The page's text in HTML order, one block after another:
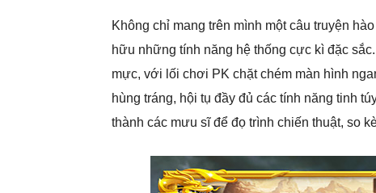
Không chỉ mang trên mình một câu truyện
hữu những tính năng hệ thống cực kì đặc
mực, với lối chơi PK chặt chém màn hình
hùng tráng, hội tụ đầy đủ các tính năng tinh
thành các mưu sĩ để đọ trình chiến thuật, so